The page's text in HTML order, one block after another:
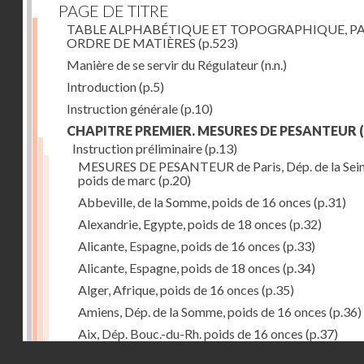
PAGE DE TITRE
TABLE ALPHABÉTIQUE ET TOPOGRAPHIQUE,
ORDRE DE MATIÈRES (p.523)
Manière de se servir du Régulateur(n.n.)
Introduction(p.5)
Instruction générale(p.10)
CHAPITRE PREMIER. MESURES DE PESANTEUR
Instruction préliminaire(p.13)
MESURES DE PESANTEUR de Paris, Dép. de la
poids de marc (p.20)
Abbeville, de la Somme, poids de 16 onces (p.31)
Alexandrie, Egypte, poids de 18 onces (p.32)
Alicante, Espagne, poids de 16 onces (p.33)
Alicante, Espagne, poids de 18 onces (p.34)
Alger, Afrique, poids de 16 onces (p.35)
Amiens, Dép. de la Somme, poids de 16 onces (p.36)
Aix, Dép. Bouc.-du-Rh. poids de 16 onces (p.37)